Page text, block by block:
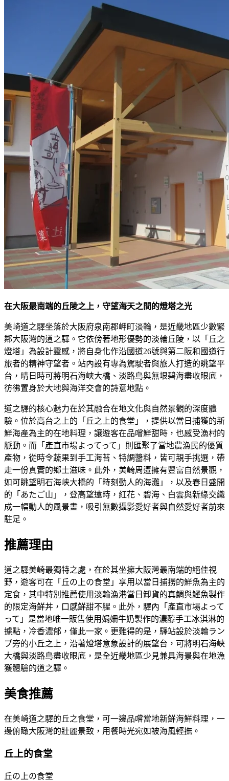
在大阪最南端的丘陵之上，守望海天之間的燈塔之光
美崎道之驛坐落於大阪府泉南郡岬町淡輪，是近畿地區少數緊
鄰大阪灣的道之驛。它依傍著地形優勢的淡輪丘陵，以「丘之
燈塔」為設計靈感，將自身化作沿國道26號與第二阪和國道行
旅者的精神守望者。站內設有專為駕駛者與旅人打造的眺望平
台，晴日時可將明石海峡大橋、淡路島與無垠碧海盡收眼底，
彷彿置身於大地與海洋交會的詩意地點。
道之驛的核心魅力在於其融合在地文化與自然景觀的深度體
驗。位於高台之上的「丘之上的食堂」，提供以當日捕獲的新
鮮海產為主的在地料理，讓遊客在品嚐鮮甜時，也感受漁村的
脈動。而「產直市場よってって」則匯聚了當地農漁民的優質
產物，從時令蔬果到手工海苔、特調醬料，皆可親手挑選，帶
走一份真實的鄉土滋味。此外，美崎周遭擁有豐富自然景觀，
如可眺望明石海峡大橋的「時刻動人的海灘」，以及春日盛開
的「あたご山」，登高望遠時，紅花、碧海、白雲與新綠交織
成一幅動人的風景畫，吸引無數攝影愛好者與自然愛好者前來
駐足。
推薦理由
道之驛美崎最獨特之處，在於其坐擁大阪灣最南端的絕佳視
野，遊客可在「丘の上の食堂」享用以當日捕撈的鮮魚為主的
定食，其中特別推薦使用淡輪漁港當日卸貨的真鯛與鰹魚製作
的限定海鮮丼，口感鮮甜不腥。此外，驛內「產直市場よって
って」是當地唯一販售使用娟姍牛奶製作的濃醇手工冰淇淋的
據點，冷香濃郁，僅此一家。更難得的是，驛站設於淡輪ラン
プ旁的小丘之上，沿著燈塔意象設計的展望台，可將明石海峡
大橋與淡路島盡收眼底，是全近畿地區少見兼具海景與在地漁
獲體驗的道之驛。
美食推薦
在美崎道之驛的丘之食堂，可一邊品嚐當地新鮮海鮮料理，一
邊俯瞰大阪灣的壯麗景致，用餐時光宛如被海風輕撫。
丘上的食堂
丘の上の食堂